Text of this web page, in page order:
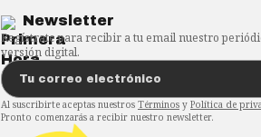
Newsletter
Regístrate para recibir a tu email nuestro
versión digital.
Al suscribirte aceptas nuestros Términos y Política de
Pronto comenzarás a recibir nuestro newsletter.